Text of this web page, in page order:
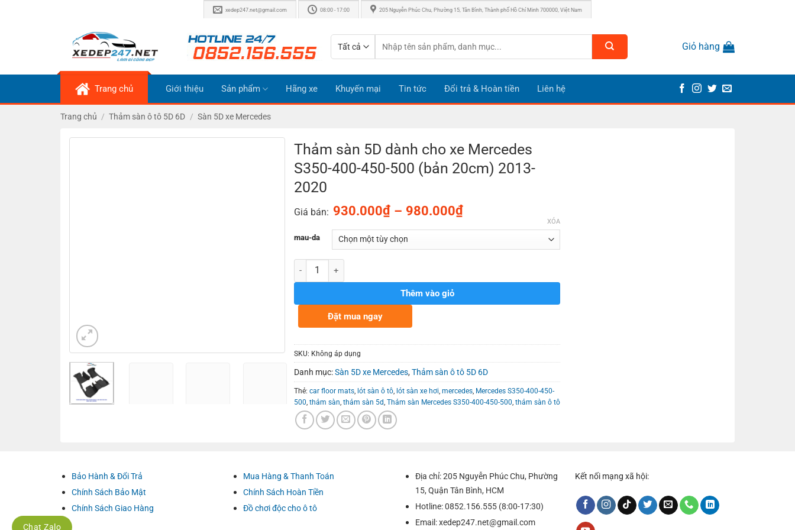
xedep247.net@gmail.com 08:00 - 17:00 205 Nguyễn Phúc Chu, Phường 15, Tân Bình, Thành phố Hồ Chí Minh 700000, Việt Nam
kiếm:
Giỏ hàng
Trang chủ Giới thiệu Sản phẩm Hãng xe Khuyến mại Tin tức Đổi trả & Hoàn tiền Liên hệ
Trang chủ / Thảm sàn ô tô 5D 6D / Sàn 5D xe Mercedes
Thảm sàn 5D dành cho xe Mercedes
S350-400-450-500 (bản 20cm) 2013-
2020
Giá bán: 930.000₫ – 980.000₫Khoảng
930.000₫
mau-da
XÓA
Số lượng
Thêm vào giỏ
Đặt mua ngay
SKU: Không áp dụng
Danh mục:Sàn 5D xe Mercedes,Thảm sàn ô tô 5D 6D
Thẻ: car floor mats lót sàn ô tô lót sàn xe hơi mercedes Mercedes S350-400-450-
500 thảm sàn thảm sàn 5d Thảm sàn Mercedes S350-400-450-500 thảm sàn ô tô
Bảo Hành & Đổi Trả
Chính Sách Bảo Mật
Chính Sách Giao Hàng
Mua Hàng & Thanh Toán
Chính Sách Hoàn Tiền
Đồ chơi độc cho ô tô
Địa chỉ: 205 Nguyễn Phúc Chu, Phường
15, Quận Tân Bình, HCM
Hotline: 0852.156.555 (8:00-17:30)
Email:xedep247.net@gmail.com
Kết nối mạng xã hội:
Chat Zalo